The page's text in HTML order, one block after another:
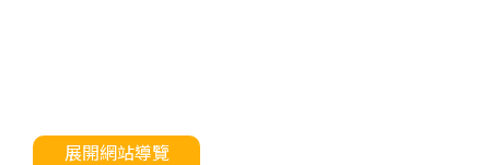
展開網站導覽